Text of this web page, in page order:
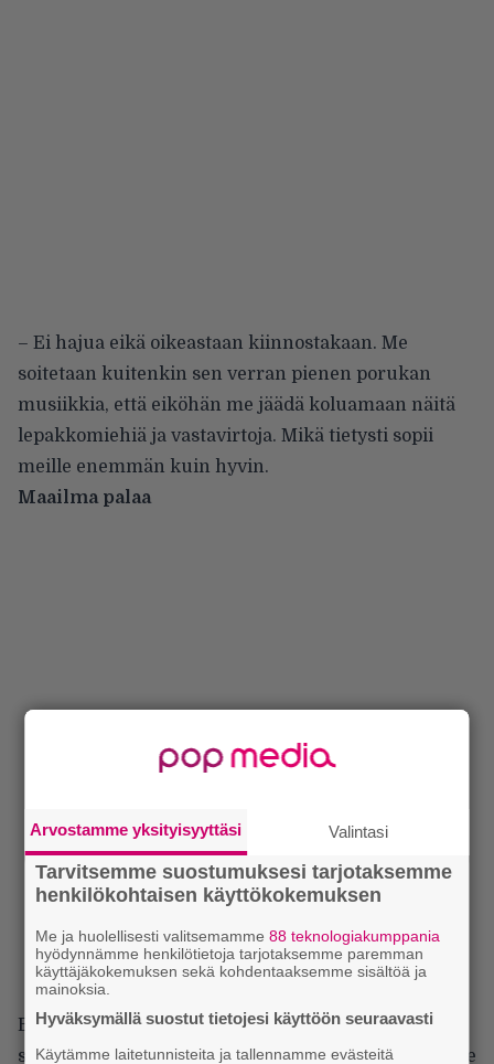
– Ei hajua eikä oikeastaan kiinnostakaan. Me
soitetaan kuitenkin sen verran pienen porukan
musiikkia, että eiköhän me jäädä koluamaan näitä
lepakkomiehiä ja vastavirtoja. Mikä tietysti sopii
meille enemmän kuin hyvin.
Maailma palaa
Bändi on ilmaissut itseään tasapuolisesti sekä
suomeksi että englanniksi. Peten mukaan kyse ei ole
Arvostamme yksityisyyttäsi Valintasi
Tarvitsemme suostumuksesi tarjotaksemme
henkilökohtaisen käyttökokemuksen
Me ja huolellisesti valitsemamme88 teknologiakumppania
hyödynnämme henkilötietoja tarjotaksemme paremman
käyttäjäkokemuksen sekä kohdentaaksemme sisältöä ja
mainoksia.
Hyväksymällä suostut tietojesi käyttöön seuraavasti
Käytämme laitetunnisteita ja tallennamme evästeitä